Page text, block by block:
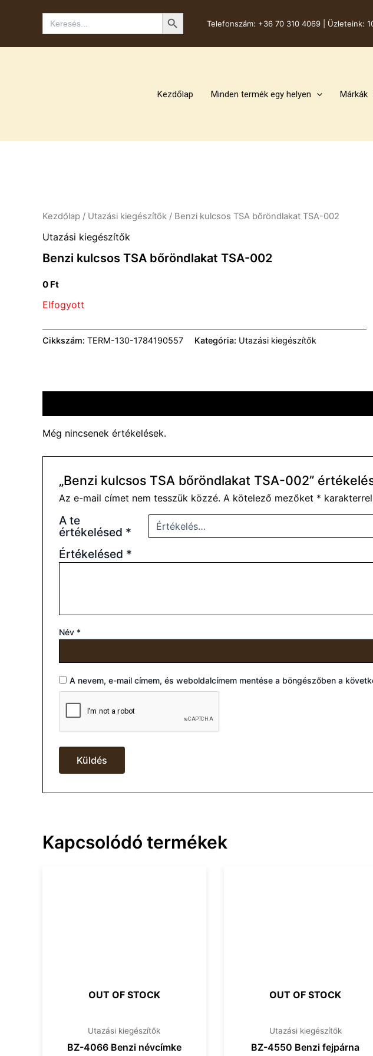
Search
for:
Search Button
Telefonszám: +36 70 310 4069 | Üzleteink:
Kezdőlap Minden termék egy helyen Márkák
Kezdőlap / Utazási kiegészítők / Benzi kulcsos TSA bőröndlakat TSA-002
Utazási kiegészítők
Benzi kulcsos TSA bőröndlakat TSA-002
0 Ft
Elfogyott
Cikkszám: TERM-130-1784190557 Kategória: Utazási kiegészítők
Még nincsenek értékelések.
„Benzi kulcsos TSA bőröndlakat TSA-002”
Az e-mail címet nem tesszük közzé. A kötelező mezőket *
A te
értékelésed *
Értékelésed *
Név *
A nevem, e-mail címem, és weboldalcímem mentése a böngészőben a
Kapcsolódó termékek
OUT OF STOCK
Utazási kiegészítők
BZ-4066 Benzi névcímke
OUT OF STOCK
Utazási kiegészítők
BZ-4550 Benzi fejpárna